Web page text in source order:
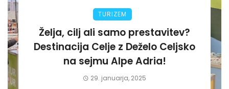
TURIZEM
Želja, cilj ali samo prestavitev?
Destinacija Celje z Deželo Celjsko
na sejmu Alpe Adria!
29. januarja, 2025